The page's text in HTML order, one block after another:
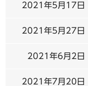
2021年5月17日
2021年5月27日
2021年6月2日
2021年7月20日